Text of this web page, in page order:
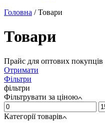
Головна /Товари
Товари
Прайс для оптових покупців
Отримати
Фільтри
фільтри
Фільтрувати за ціною
Категорії товарів